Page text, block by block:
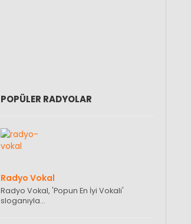
POPÜLER RADYOLAR
Radyo Vokal
Radyo Vokal, 'Popun En İyi Vokali'
sloganıyla…